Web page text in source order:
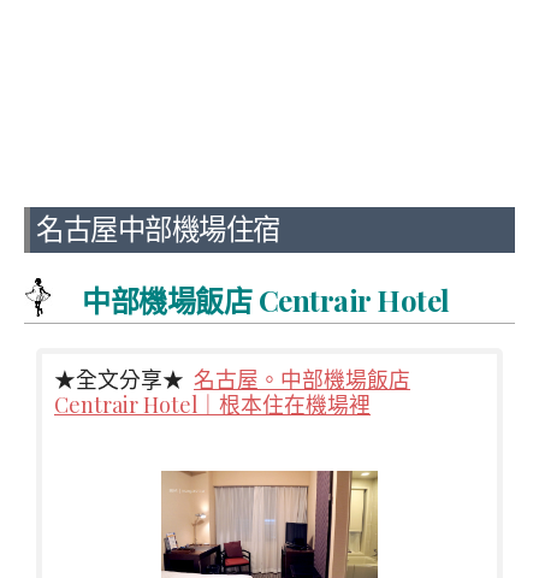
名古屋中部機場住宿
中部機場飯店 Centrair Hotel
★全文分享★ 名古屋。中部機場飯店
Centrair Hotel｜根本住在機場裡